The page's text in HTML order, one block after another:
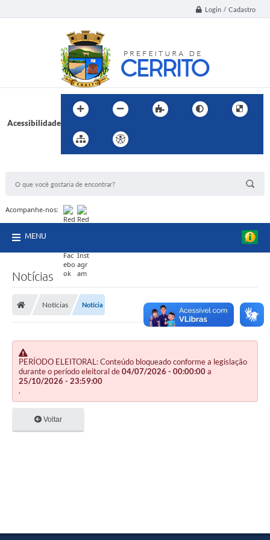
Login / Cadastro
Acessibilidade
Acompanhe-nos:
MENU
Notícias
Notícias Notícia
PERÍODO ELEITORAL: Conteúdo bloqueado conforme a legislação
durante o período eleitoral de04/07/2026 - 00:00:00a
25/10/2026 - 23:59:00
.
Voltar